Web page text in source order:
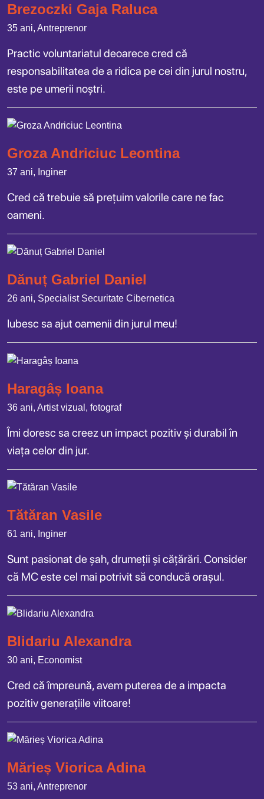
Brezoczki Gaja Raluca
35 ani, Antreprenor
Practic voluntariatul deoarece cred că
responsabilitatea de a ridica pe cei din jurul nostru,
este pe umerii noștri.
Groza Andriciuc Leontina
37 ani, Inginer
Cred că trebuie să prețuim valorile care ne fac
oameni.
Dănuț Gabriel Daniel
26 ani, Specialist Securitate Cibernetica
Iubesc sa ajut oamenii din jurul meu!
Haragâș Ioana
36 ani, Artist vizual, fotograf
Îmi doresc sa creez un impact pozitiv și durabil în
viața celor din jur.
Tătăran Vasile
61 ani, Inginer
Sunt pasionat de șah, drumeții și cățărări. Consider
că MC este cel mai potrivit să conducă orașul.
Blidariu Alexandra
30 ani, Economist
Cred că împreună, avem puterea de a impacta
pozitiv generațiile viitoare!
Mărieș Viorica Adina
53 ani, Antreprenor